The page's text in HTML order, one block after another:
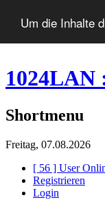
Um die Inhalte
1024LAN
Shortmenu
Freitag, 07.08.2026
[ 56 ] User
Registrieren
Login